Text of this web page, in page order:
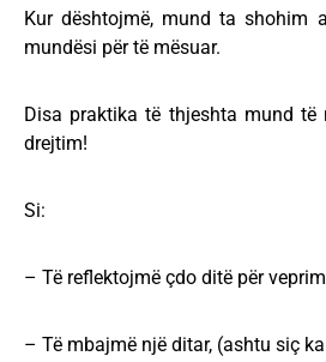
Kur dështojmë, mund ta shohim
mundësi për të mësuar.
Disa praktika të thjeshta mund të
drejtim!
Si:
– Të reflektojmë çdo ditë për
– Të mbajmë një ditar, (ashtu siç